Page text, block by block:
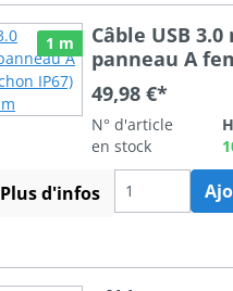
1 m
Câble USB
panneau A
(capuchon
1m
49,98 €*
N° d'article
en stock
Plus d'infos